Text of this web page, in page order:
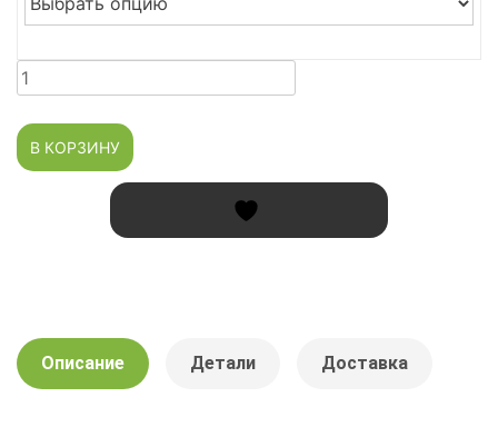
Количество
товара
Смесь
"Для
В КОРЗИНУ
Описание Детали Доставка